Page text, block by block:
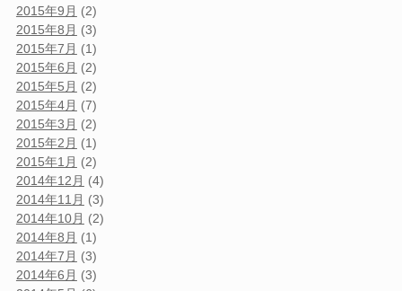
2015年9月 (2)
2015年8月 (3)
2015年7月 (1)
2015年6月 (2)
2015年5月 (2)
2015年4月 (7)
2015年3月 (2)
2015年2月 (1)
2015年1月 (2)
2014年12月 (4)
2014年11月 (3)
2014年10月 (2)
2014年8月 (1)
2014年7月 (3)
2014年6月 (3)